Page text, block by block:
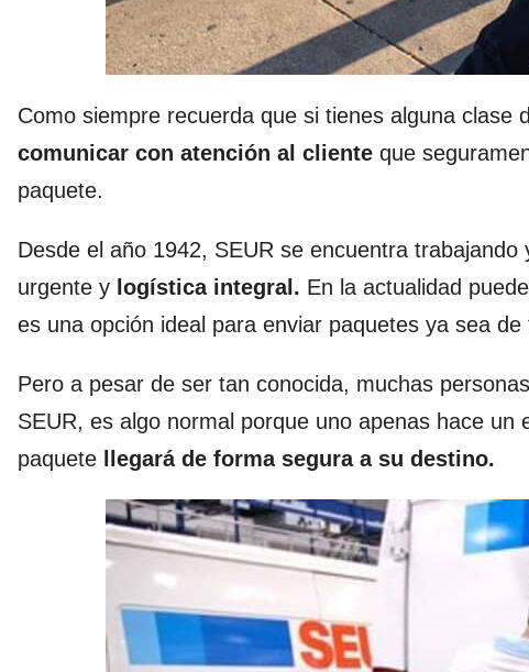
Como siempre recuerda que si tienes alguna
comunicar con atención al cliente que
paquete.
Desde el año 1942, SEUR se encuentra
urgente y logística integral. En la actualidad
es una opción ideal para enviar paquetes ya sea
Pero a pesar de ser tan conocida, muchas
SEUR, es algo normal porque uno apenas hace
paquete llegará de forma segura a su destino.